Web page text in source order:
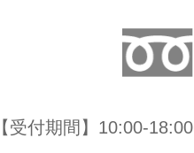
【受付期間】10:00-